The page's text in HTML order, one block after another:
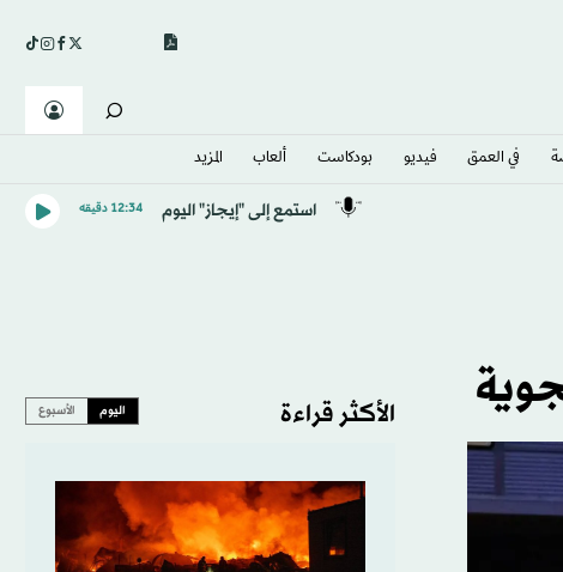
في العمق فيديو بودكاست ألعاب المزيد
استمع إلى "إيجاز" اليوم 12:34 دقيقه
الأكثر قراءة اليوم الأسبوع